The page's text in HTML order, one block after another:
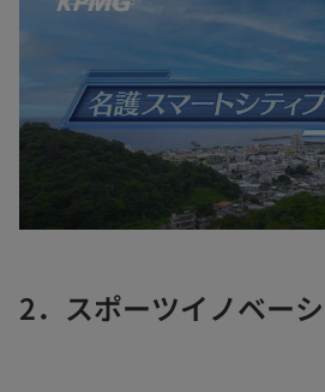
2．スポーツイノベー